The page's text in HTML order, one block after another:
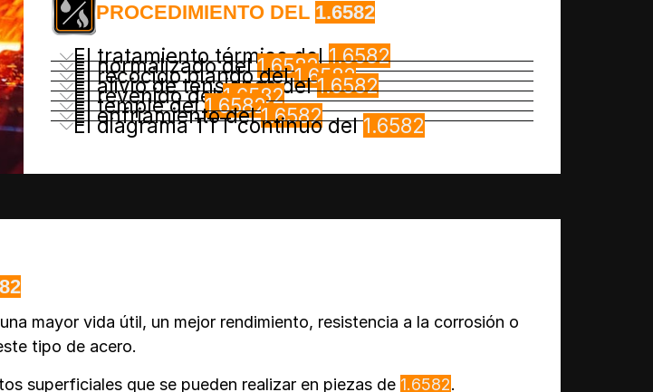
PROCEDIMIENTO DEL 1.6582
El tratamiento térmico del1.6582
El normalizado del1.6582
El recocido blando del1.6582
El alivio de tensiones del1.6582
El revenido del1.6582
El temple del1.6582
El enfriamiento del1.6582
El diagrama TTT continuo del1.6582
mayor vida útil, un mejor rendimiento, resistencia a la corrosión o
tipo de acero.
superficiales que se pueden realizar en piezas de 1.6582.